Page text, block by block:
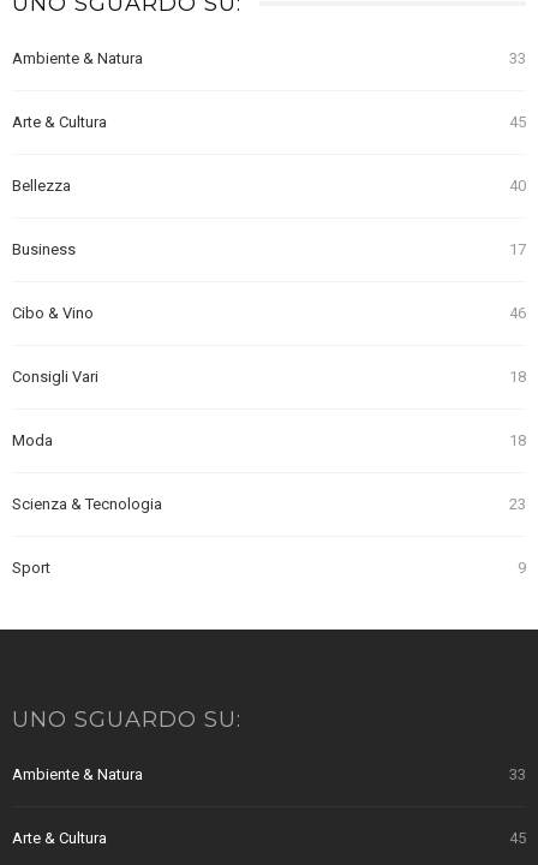
Ambiente & Natura 33
Arte & Cultura 45
Bellezza 40
Business 17
Cibo & Vino 46
Consigli Vari 18
Moda 18
Scienza & Tecnologia 23
Sport 9
UNO SGUARDO SU:
Ambiente & Natura 33
Arte & Cultura 45